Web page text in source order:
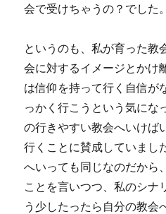
会で受けちゃうの？でした。
というのも、私が育った教
会に対するイメージとかけ
は信仰を持って行く自信が
っかく行こうという気にな
の行きやすい教会へいけば
行くことに賛成していまし
へいっても同じなのだから
ことを言いつつ、私のシナ
う少したったら自分の教会